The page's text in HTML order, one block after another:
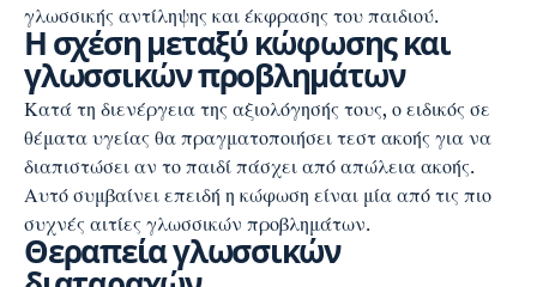
γλωσσικής αντίληψης και έκφρασης του παιδιού.
Η σχέση μεταξύ κώφωσης και
γλωσσικών προβλημάτων
Κατά τη διενέργεια της αξιολόγησής τους, ο ειδικός σε
θέματα υγείας θα πραγματοποιήσει τεστ ακοής για να
διαπιστώσει αν το παιδί πάσχει από απώλεια ακοής.
Αυτό συμβαίνει επειδή η κώφωση είναι μία από τις πιο
συχνές αιτίες γλωσσικών προβλημάτων.
Θεραπεία γλωσσικών